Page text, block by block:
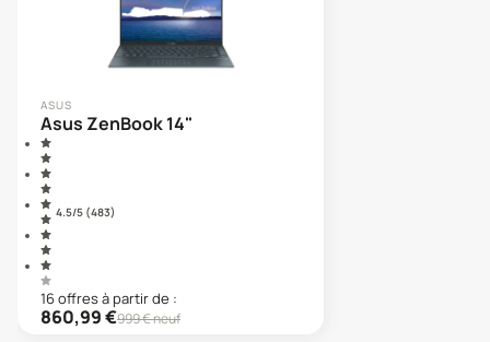
ASUS
Asus ZenBook 14"
4.5/5 (483)
16offresà partir de :
860,99€999€ neuf